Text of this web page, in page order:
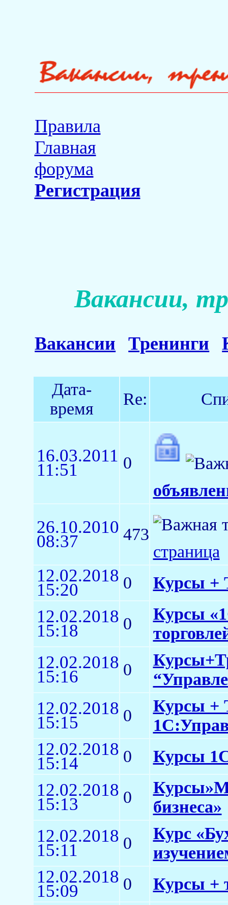
Правила
Главная
форума
Регистрация
Вакансии,
Вакансии Тренинги
Дата-
время
Re:
16.03.2011
11:51
0
26.10.2010
08:37
473
страница
12.02.2018
15:20 0 Курсы +
12.02.2018
15:18 0
Курсы
12.02.2018
15:16 0
12.02.2018
15:15 0
Курсы +
12.02.2018
15:14 0 Курсы
12.02.2018
15:13 0
бизнеса»
12.02.2018
15:11 0
Курс
12.02.2018
15:09 0 Курсы +